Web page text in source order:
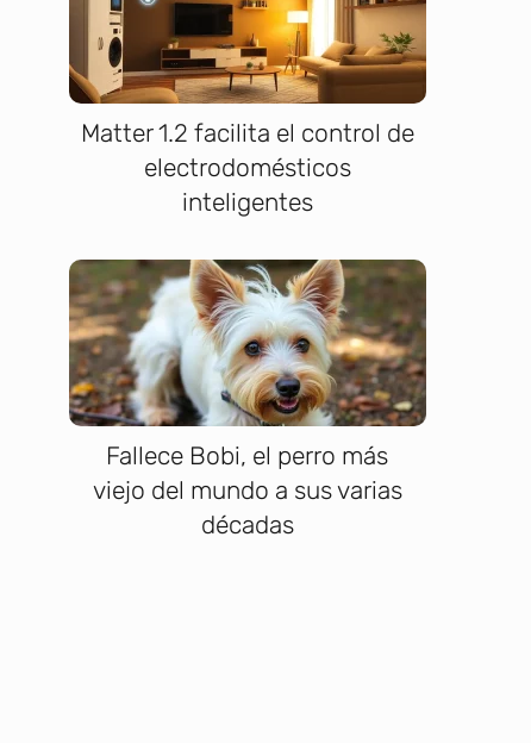
Matter 1.2 facilita el control de
electrodomésticos
inteligentes
Fallece Bobi, el perro más
viejo del mundo a sus varias
décadas